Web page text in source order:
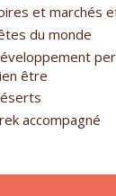
et marchés
du monde
être
accompagné